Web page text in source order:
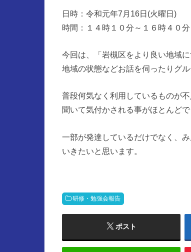
日時：令和元年7月16日(火曜日)
時間：１４時１０分～１６時４０分
今回は、「岩槻区をより良い地域
地域の状態などお話を伺ったりグ
普段何気なく利用しているものが
聞いて気付かされる事がほとんどで
一部が発達しているだけでなく、
いきたいと思います。
研修・勉強会報告
ポスト